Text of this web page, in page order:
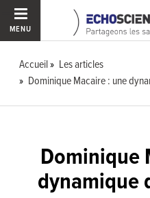
MENU
Accueil
Les articles
Dominique Macaire : une
Dominique
dynamique